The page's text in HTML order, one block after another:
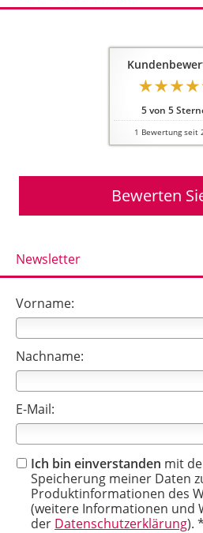
5von 5
1 Bewertung seit
Bewerten
Newsletter
Vorname:
Nachname:
E-Mail:
Ich bin einverstanden mit
Speicherung meiner Daten
Produktinformationen des
(weitere Informationen und
der Datenschutzerklärung). *